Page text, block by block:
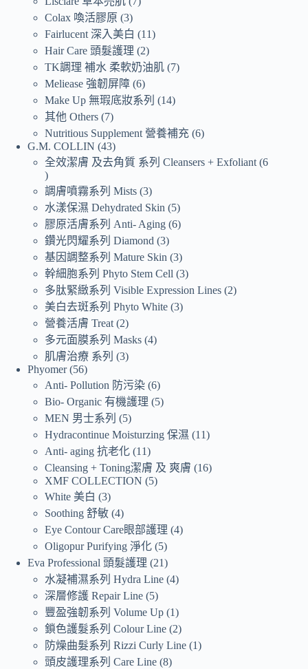
Colax 喚活膠原 3
Fairlucent 深入美白
11
Hair Care 頭髮護理 2
TK調理 補水 柔軟奶油肌 7
Meliease 強韌屏障 6
Make Up 無瑕底妝系列
14
其他 Others 7
Nutritious Supplement 營養補充 6
G.M. COLLIN 43
全效潔膚 及去角質 系列 Cleansers + Exfoliant 6
調膚噴霧系列 Mists 3
水漾保濕 Dehydrated Skin 5
膠原活膚系列 Anti- Aging 6
鑽光閃耀系列 Diamond 3
基因調整系列 Mature Skin 3
幹細胞系列 Phyto Stem Cell 3
多肽緊緻系列 Visible Expression Lines 2
美白去斑系列 Phyto White 3
營養活膚 Treat 2
多元面膜系列 Masks 4
肌膚治療 系列
3
Phyomer 56
Anti- Pollution 防污染 6
Bio- Organic 有機護理
5
MEN 男士系列
5
Hydracontinue Moisturzing 保濕
11
Anti- aging 抗老化 11
Cleansing + Toning潔膚 及 爽膚
16
XMF COLLECTION
5
White 美白
3
Soothing 舒敏 4
Eye Contour Care眼部護理 4
Oligopur Purifying 淨化 5
Eva Professional 頭髮護理 21
水凝補濕系列 Hydra Line 4
深層修護 Repair Line 5
豐盈強韌系列 Volume Up 1
鎖色護髮系列 Colour Line 2
防燥曲髮系列 Rizzi Curly Line 1
頭皮護理系列 Care Line 8